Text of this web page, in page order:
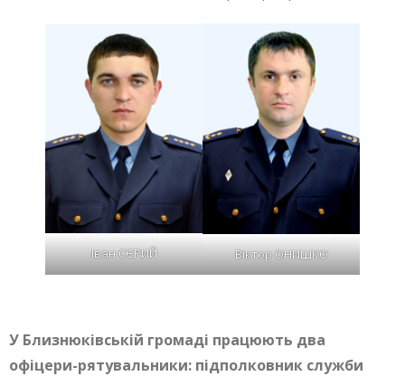
Іван СЄРИЙ Віктор ОНИШКО
У Близнюківській громаді працюють два
офіцери-рятувальники: підполковник служби